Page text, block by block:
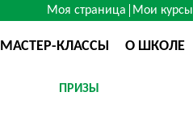
Моя страница Мои курсы
МАСТЕР-КЛАССЫ О ШКОЛЕ
ПРИЗЫ